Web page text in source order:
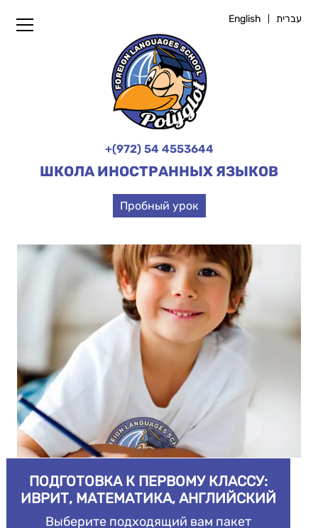
English עברית
+(972) 54 4553644
ШКОЛА ИНОСТРАННЫХ ЯЗЫКОВ
Пробный урок
ПОДГОТОВКА К ПЕРВОМУ КЛАССУ:
ИВРИТ, МАТЕМАТИКА, АНГЛИЙСКИЙ
Выберите подходящий вам пакет